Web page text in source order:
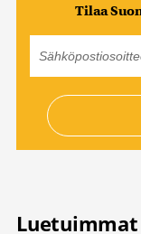
Tilaa
Luetuimmat